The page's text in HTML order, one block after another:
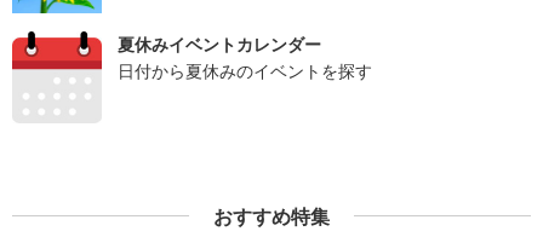
夏休みイベントカレンダー
日付から夏休みのイベントを探す
おすすめ特集